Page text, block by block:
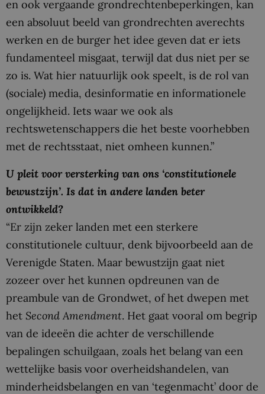
en ook vergaande grondrechtenbeperkingen, kan
een absoluut beeld van grondrechten averechts
werken en de burger het idee geven dat er iets
fundamenteel misgaat, terwijl dat dus niet per se
zo is. Wat hier natuurlijk ook speelt, is de rol van
(sociale) media, desinformatie en informationele
ongelijkheid. Iets waar we ook als
rechtswetenschappers die het beste voorhebben
met de rechtsstaat, niet omheen kunnen.”
U pleit voor versterking van ons ‘constitutionele
bewustzijn’. Is dat in andere landen beter
ontwikkeld?
“Er zijn zeker landen met een sterkere
constitutionele cultuur, denk bijvoorbeeld aan de
Verenigde Staten. Maar bewustzijn gaat niet
zozeer over het kunnen opdreunen van de
preambule van de Grondwet, of het dwepen met
het Second Amendment. Het gaat vooral om begrip
van de ideeën die achter de verschillende
bepalingen schuilgaan, zoals het belang van een
wettelijke basis voor overheidshandelen, van
minderheidsbelangen en van ‘tegenmacht’ door de